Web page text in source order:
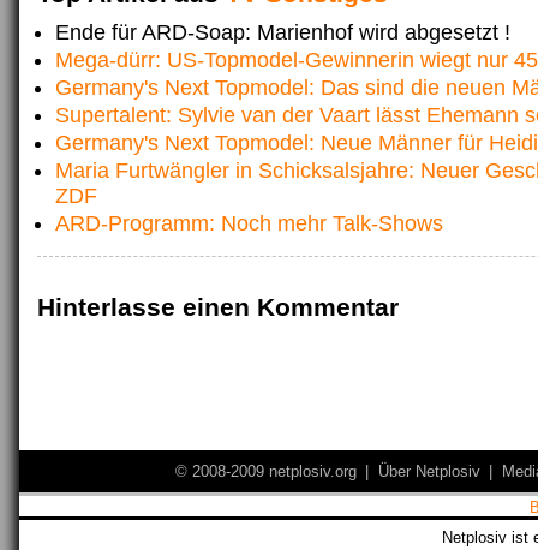
Ende für ARD-Soap: Marienhof wird abgesetzt !
Mega-dürr: US-Topmodel-Gewinnerin wiegt nur
Germany's Next Topmodel: Das sind die neuen
Supertalent: Sylvie van der Vaart lässt Ehemann
Germany's Next Topmodel: Neue Männer für
Maria Furtwängler in Schicksalsjahre: Neuer
ZDF
ARD-Programm: Noch mehr Talk-Shows
Hinterlasse einen Kommentar
© 2008-2009 netplosiv.org Über Netplosiv
Netplosiv ist